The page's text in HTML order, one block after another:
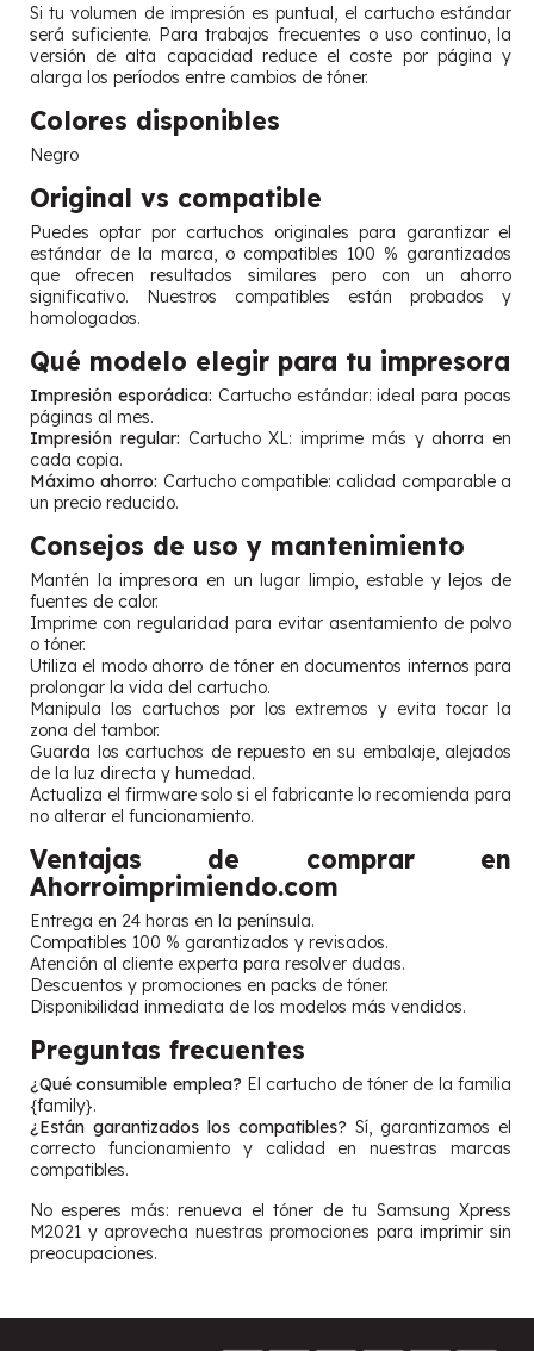
Si tu volumen de impresión es puntual, el cartucho estándar
será suficiente. Para trabajos frecuentes o uso continuo, la
versión de alta capacidad reduce el coste por página y
alarga los períodos entre cambios de tóner.
Colores disponibles
Negro
Original vs compatible
Puedes optar por cartuchos originales para garantizar el
estándar de la marca, o compatibles 100 % garantizados
que ofrecen resultados similares pero con un ahorro
significativo. Nuestros compatibles están probados y
homologados.
Qué modelo elegir para tu impresora
Impresión esporádica: Cartucho estándar: ideal para pocas
páginas al mes.
Impresión regular: Cartucho XL: imprime más y ahorra en
cada copia.
Máximo ahorro: Cartucho compatible: calidad comparable a
un precio reducido.
Consejos de uso y mantenimiento
Mantén la impresora en un lugar limpio, estable y lejos de
fuentes de calor.
Imprime con regularidad para evitar asentamiento de polvo
o tóner.
Utiliza el modo ahorro de tóner en documentos internos para
prolongar la vida del cartucho.
Manipula los cartuchos por los extremos y evita tocar la
zona del tambor.
Guarda los cartuchos de repuesto en su embalaje, alejados
de la luz directa y humedad.
Actualiza el firmware solo si el fabricante lo recomienda para
no alterar el funcionamiento.
Ventajas de comprar en
Ahorroimprimiendo.com
Entrega en 24 horas en la península.
Compatibles 100 % garantizados y revisados.
Atención al cliente experta para resolver dudas.
Descuentos y promociones en packs de tóner.
Disponibilidad inmediata de los modelos más vendidos.
Preguntas frecuentes
¿Qué consumible emplea? El cartucho de tóner de la familia
{family}.
¿Están garantizados los compatibles? Sí, garantizamos el
correcto funcionamiento y calidad en nuestras marcas
compatibles.
No esperes más: renueva el tóner de tu Samsung Xpress
M2021 y aprovecha nuestras promociones para imprimir sin
preocupaciones.